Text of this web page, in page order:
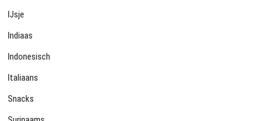
IJsje
Indiaas
Indonesisch
Italiaans
Snacks